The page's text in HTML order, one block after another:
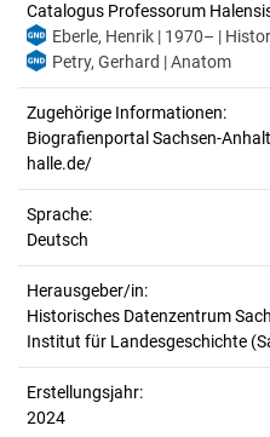
Catalogus Professorum
Eberle, Henrik | 1970– |
Petry, Gerhard | Anatom
Zugehörige Informationen:
Biografienportal Sachsen-
halle.de/
Sprache:
Deutsch
Herausgeber/in:
Historisches Datenzentrum
Institut für Landesgeschichte
Erstellungsjahr:
2024